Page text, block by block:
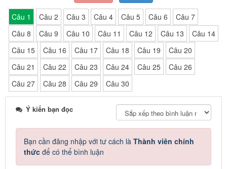
Câu 1 Câu 2 Câu 3 Câu 4 Câu 5 Câu 6
Câu 7
Câu 8
Câu 9 Câu 10 Câu 11 Câu 12 Câu 13
Câu 14
Câu 15
Câu 16 Câu 17 Câu 18 Câu 19
Câu 20
Câu 21
Câu 22 Câu 23 Câu 24 Câu 25
Câu 26
Câu 27
Câu 28 Câu 29 Câu 30
Ý kiến bạn đọc
Bạn cần đăng nhập với tư cách là Thành viên chính
thức để có thể bình luận